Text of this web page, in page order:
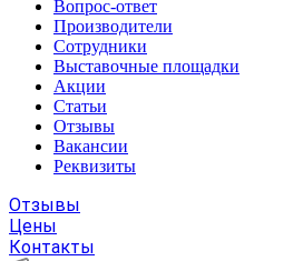
Вопрос-ответ
Производители
Сотрудники
Выставочные площадки
Акции
Статьи
Отзывы
Вакансии
Реквизиты
Отзывы
Цены
Контакты